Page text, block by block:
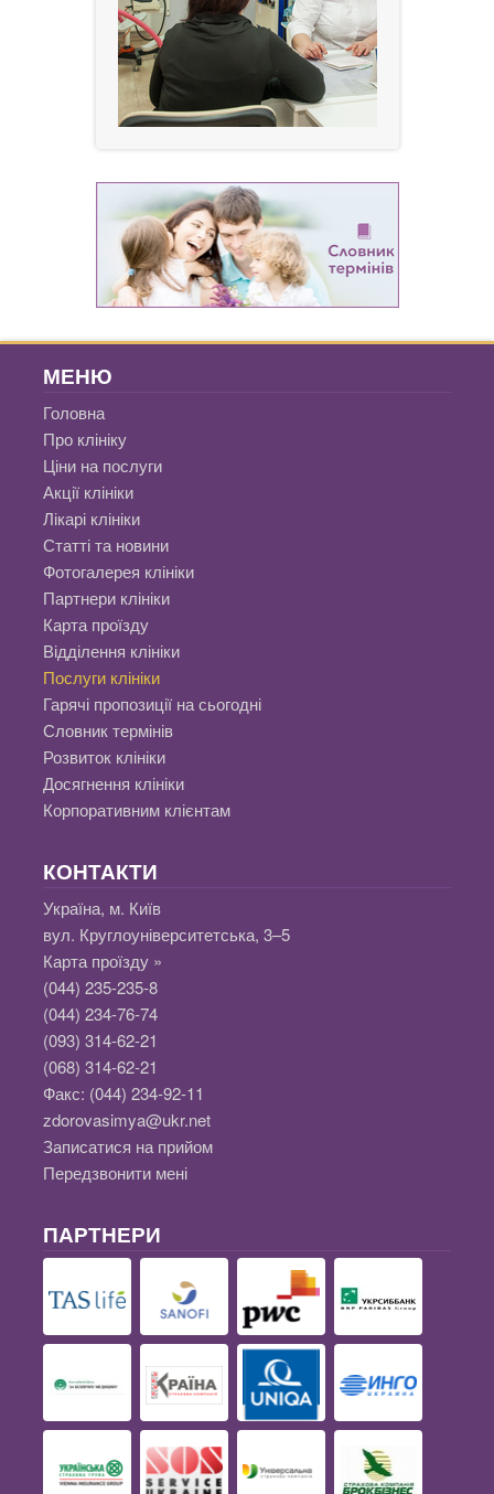
МЕНЮ
Головна
Про клініку
Ціни на послуги
Акції клініки
Лікарі клініки
Статті та новини
Фотогалерея клініки
Партнери клініки
Карта проїзду
Відділення клініки
Послуги клініки
Гарячі пропозиції на сьогодні
Словник термінів
Розвиток клініки
Досягнення клініки
Корпоративним клієнтам
КОНТАКТИ
Україна, м. Київ
вул. Круглоуніверситетська, 3–5
Карта проїзду »
(044) 235-235-8
(044) 234-76-74
(093) 314-62-21
(068) 314-62-21
Факс: (044) 234-92-11
zdorovasimya@ukr.net
Записатися на прийом
Передзвонити мені
ПАРТНЕРИ